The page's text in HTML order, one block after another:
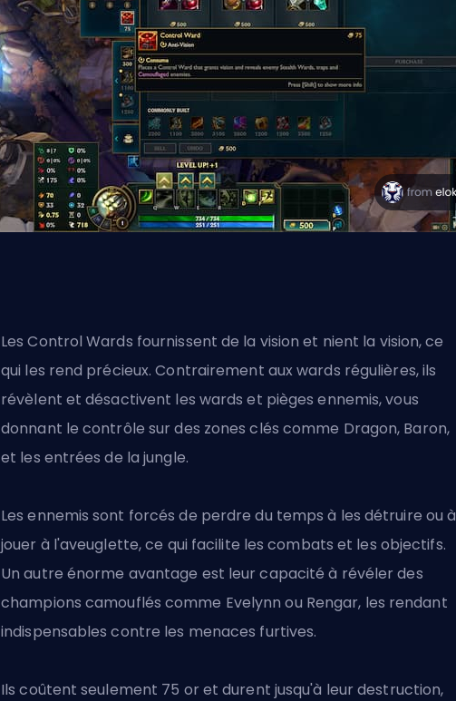
Les Control Wards fournissent de la vision et nient la vision, ce
qui les rend précieux. Contrairement aux wards régulières, ils
révèlent et désactivent les wards et pièges ennemis, vous
donnant le contrôle sur des zones clés comme Dragon, Baron,
et les entrées de la jungle.
Les ennemis sont forcés de perdre du temps à les détruire ou à
jouer à l'aveuglette, ce qui facilite les combats et les objectifs.
Un autre énorme avantage est leur capacité à révéler des
champions camouflés comme Evelynn ou Rengar, les rendant
indispensables contre les menaces furtives.
Ils coûtent seulement 75 or et durent jusqu'à leur destruction,